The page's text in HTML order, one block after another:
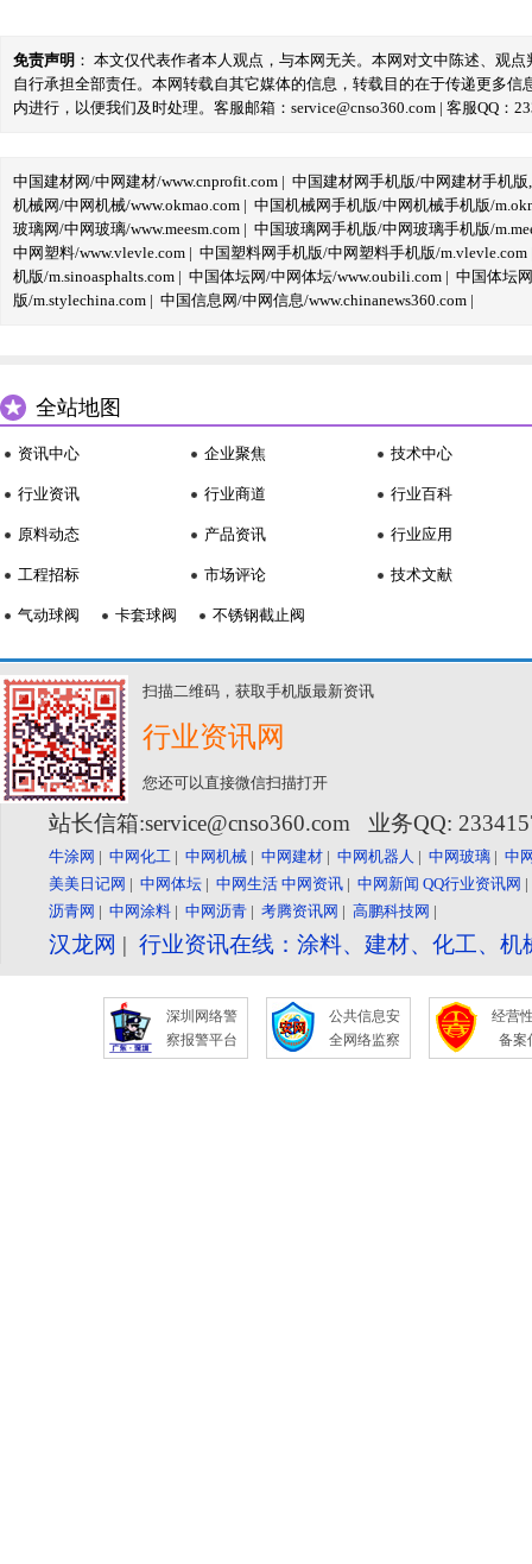
免责声明 ： 本文仅代表作者本人观点，与本网无关。本网对文中陈述、观
自行承担全部责任。本网转载自其它媒体的信息，转载目的在于传递更多
内进行，以便我们及时处理。客服邮箱：service@cnso360.com | 客服QQ：
中国建材网/中网建材/www.cnprofit.com | 中国建材网手机版/中网建材手机版
机械网/中网机械/www.okmao.com | 中国机械网手机版/中网机械手机版/
玻璃网/中网玻璃/www.meesm.com | 中国玻璃网手机版/中网玻璃手机版/
中网塑料/www.vlevle.com | 中国塑料网手机版/中网塑料手机版/m.vlevle.com
机版/m.sinoasphalts.com | 中国体坛网/中网体坛/www.oubili.com | 中国体坛
版/m.stylechina.com | 中国信息网/中网信息/www.chinanews360.com |
全站地图
资讯中心
行业资讯
原料动态
工程招标
企业聚焦
行业商道
产品资讯
市场评论
技术中心
行业百科
行业应用
技术文献
气动球阀 卡套球阀 不锈钢截止阀
扫描二维码，获取手机版最新资讯
行业资讯网
您还可以直接微信扫描打开
站长信箱:service@cnso360.com 业务QQ:
牛涂网 | 中网化工 | 中网机械 | 中网建材 | 中网机器人 | 中网玻璃 | 中
美美日记网 | 中网体坛 | 中网生活 中网资讯 | 中网新闻 QQ行业资讯网
沥青网 | 中网涂料 | 中网沥青 | 考腾资讯网 | 高鹏科技网 |
汉龙网 | 行业资讯在线：涂料、建材、化工、
深圳网络警
察报警平台
公共信息安
全网络监察
经营
备案